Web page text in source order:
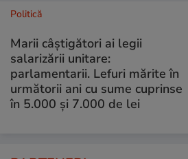
Politică
Marii câștigători ai legii
salarizării unitare:
parlamentarii. Lefuri mărite în
următorii ani cu sume cuprinse
în 5.000 și 7.000 de lei